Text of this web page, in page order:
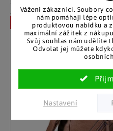
Vážení zákazníci. Soubory
nám pomáhají lépe
produktovou nabídku a
maximální zážitek z
Svůj souhlas nám udělíte
Odvolat jej můžete
Nastavení